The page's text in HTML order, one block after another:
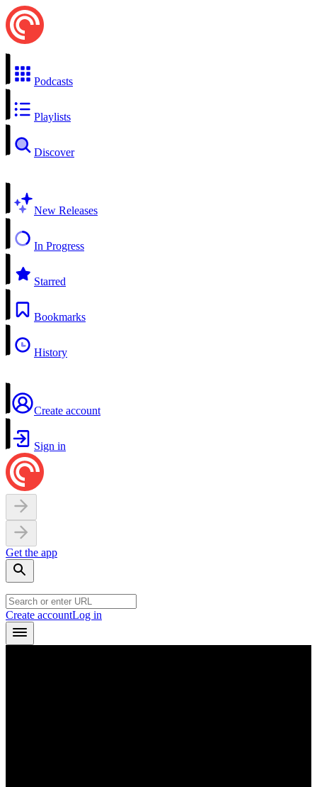
Podcasts
Playlists
Discover
New Releases
In Progress
Starred
Bookmarks
History
Create account
Sign in
Get the app
Create accountLog in